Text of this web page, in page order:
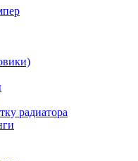
радиатора